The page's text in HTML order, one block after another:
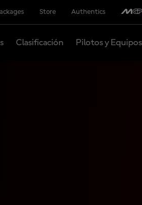
Store Authentics
Clasificación Pilotos y Equipos